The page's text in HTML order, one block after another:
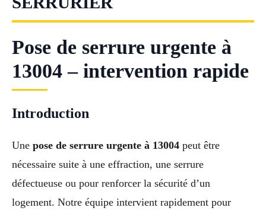
Pose de serrure urgente à
13004 – intervention rapide
Introduction
Une pose de serrure urgente à 13004 peut être
nécessaire suite à une effraction, une serrure
défectueuse ou pour renforcer la sécurité d’un
logement. Notre équipe intervient rapidement pour